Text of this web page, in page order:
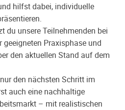
hilfst dabei, individuelle
du unsere Teilnehmenden bei
geeigneten Praxisphase und
den aktuellen Stand auf dem
den nächsten Schritt im
auch eine nachhaltige
– mit realistischen